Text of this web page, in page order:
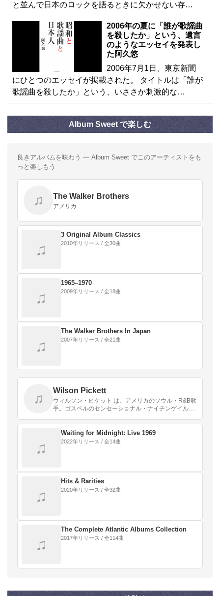
と並んで日本のロックを語るときに欠かせない存…
2006年の夏に「誰が歌謡曲
を殺したか」という、遺言
のようなエッセイを発表し
た阿久悠
2006年7月1日、東京新聞
にひとつのエッセイが掲載された。 タイトルは「誰が
歌謡曲を殺したか」という、いささか刺激的な…
Album Sweet で楽しむ
良きアルバムを味わう — Album Sweet でこのアーティストをも
っと楽しもう
♫ The Walker Brothers
アメリカ
♫
3 Original Album Classics
2010年リリース / 全30曲
♫
1965–1970
2009年リリース / 全18曲
♫
The Walker Brothers In Japan
2007年リリース / 全21曲
♫
Wilson Pickett
ウィルソン・ピケット は、アメリカのソウル・R&B歌
手。ゴスペルのセンセーショナル・ナイチンゲイルズ
性サザン・ソウル・シンガーの代表的存在だった。
♫
Waiting for Midnight: Live 1969
2022年リリース / 全14曲
♫
Hits & Rarities
2020年リリース / 全32曲
♫
The Complete Atlantic Albums Collection
2017年リリース / 全114曲